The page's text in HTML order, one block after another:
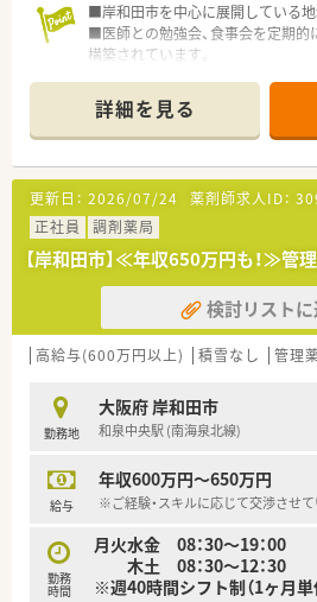
退職金制度も、現状の積立方式か
年金（企業型DC）への移行も予定し
■年間休日120日以上、また年次有給
後）も高く、プライベートの両立も
■産休・育休制度を取得され復帰し
業制度も整備され、どなたでも働き
■研修は、取引業者との勉強会のほ
接遇、等級・職種別研修などにも参
■社員割引やレジャー施設の利用な
ます。
■本人からの希望がない限り、基本
はございません。
■定着率の高い会社で10年以上ご
数在籍されています。
■岸和田市を中心に展開している地
■医師との勉強会、食事会を定期的
構築されています。
だけます。
■独立開業支援も行っていらっしゃ
詳細を見る
更新日： 2026/07/24 薬剤師求人ID：
正社員
調剤薬局
【岸和田市】≪年収650万円も！≫管
検討リスト
高給与(600万円以上) 積雪なし 管理
勤務地
大阪府 岸和田市
和泉中央駅 (南海泉北線)
給与
年収600万円～650万円
※ご経験・スキルに応じて交渉させて
勤務
時間
月火水金 08：30～19：00
木土 08：30～12：30
※週40時間シフト制（1ヶ月単